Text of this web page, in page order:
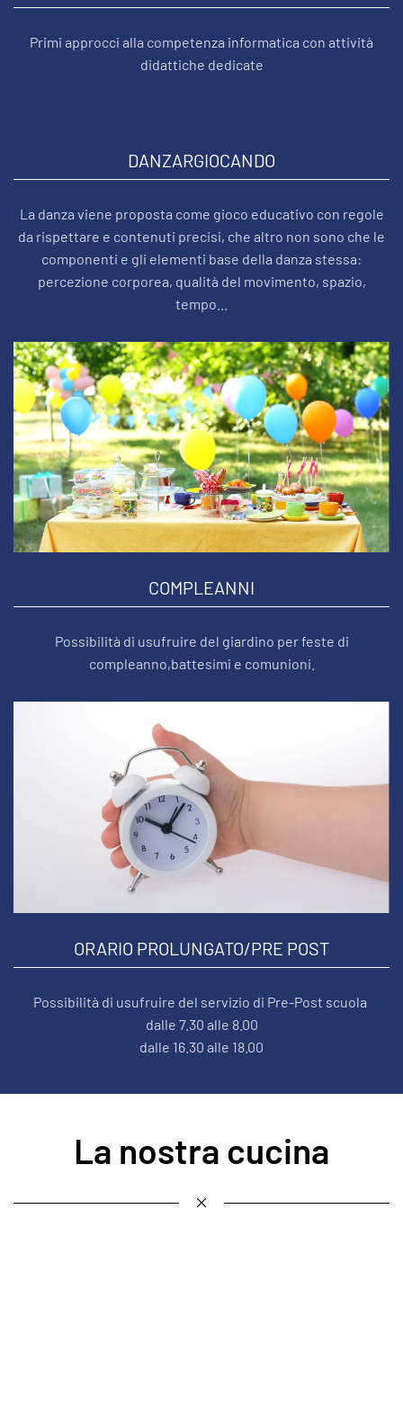
Primi approcci alla competenza informatica con attività
didattiche dedicate
DANZARGIOCANDO
La danza viene proposta come gioco educativo con regole
da rispettare e contenuti precisi, che altro non sono che le
componenti e gli elementi base della danza stessa:
percezione corporea, qualità del movimento, spazio,
tempo...
COMPLEANNI
Possibilità di usufruire del giardino per feste di
compleanno,battesimi e comunioni.
ORARIO PROLUNGATO/PRE POST
Possibilità di usufruire del servizio di Pre-Post scuola
dalle 7.30 alle 8.00
dalle 16.30 alle 18.00
La nostra cucina